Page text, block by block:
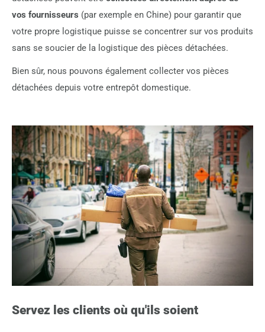
vos fournisseurs (par exemple en Chine) pour garantir que
votre propre logistique puisse se concentrer sur vos produits
sans se soucier de la logistique des pièces détachées.
Bien sûr, nous pouvons également collecter vos pièces
détachées depuis votre entrepôt domestique.
Servez les clients où qu'ils soient